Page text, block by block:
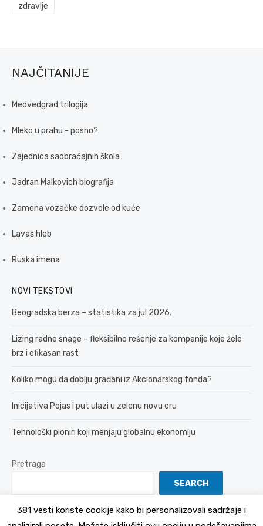
zdravlje
NAJČITANIJE
Medvedgrad trilogija
Mleko u prahu - posno?
Zajednica saobraćajnih škola
Jadran Malkovich biografija
Zamena vozačke dozvole od kuće
Lavaš hleb
Ruska imena
NOVI TEKSTOVI
Beogradska berza – statistika za jul 2026.
Lizing radne snage – fleksibilno rešenje za kompanije koje žele
brz i efikasan rast
Koliko mogu da dobiju građani iz Akcionarskog fonda?
Inicijativa Pojas i put ulazi u zelenu novu eru
Tehnološki pioniri koji menjaju globalnu ekonomiju
Pretraga
SEARCH
381 vesti koriste cookije kako bi personalizovali sadržaje i